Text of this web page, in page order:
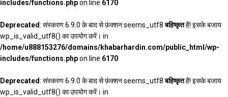
includes/functions.phpon line 6170
Deprecated: संस्करण 6.9.0 के बाद से फ़ंक्शन seems_utf8बहिष्कृतहै! इसके बजाय
wp_is_valid_utf8() का उपयोग करें। in
/home/u888153276/domains/khabarhardin.com/public_html/wp-
includes/functions.phpon line 6170
Deprecated: संस्करण 6.9.0 के बाद से फ़ंक्शन seems_utf8बहिष्कृतहै! इसके बजाय
wp_is_valid_utf8() का उपयोग करें। in